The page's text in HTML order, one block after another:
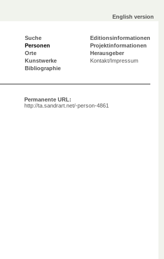
English version
Suche
Personen
Orte
Kunstwerke
Bibliographie
Editionsinformationen
Projektinformationen
Herausgeber
Kontakt/Impressum
Permanente URL:
http://ta.sandrart.net/-person-4861